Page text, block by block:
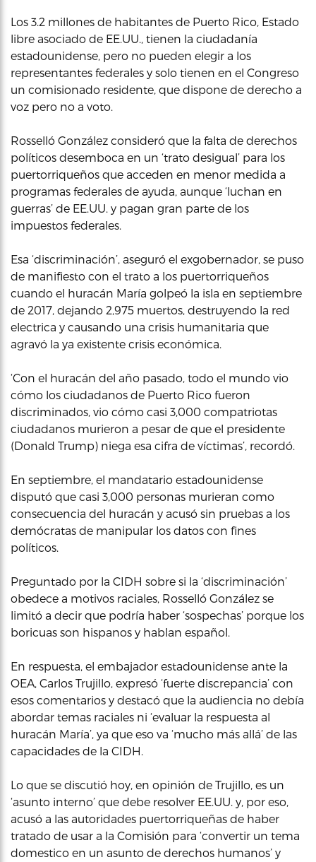
Los 3.2 millones de habitantes de Puerto Rico, Estado
libre asociado de EE.UU., tienen la ciudadanía
estadounidense, pero no pueden elegir a los
representantes federales y solo tienen en el Congreso
un comisionado residente, que dispone de derecho a
voz pero no a voto.
Rosselló González consideró que la falta de derechos
políticos desemboca en un ‘trato desigual’ para los
puertorriqueños que acceden en menor medida a
programas federales de ayuda, aunque ‘luchan en
guerras’ de EE.UU. y pagan gran parte de los
impuestos federales.
Esa ‘discriminación’, aseguró el exgobernador, se puso
de manifiesto con el trato a los puertorriqueños
cuando el huracán María golpeó la isla en septiembre
de 2017, dejando 2,975 muertos, destruyendo la red
electrica y causando una crisis humanitaria que
agravó la ya existente crisis económica.
‘Con el huracán del año pasado, todo el mundo vio
cómo los ciudadanos de Puerto Rico fueron
discriminados, vio cómo casi 3,000 compatriotas
ciudadanos murieron a pesar de que el presidente
(Donald Trump) niega esa cifra de víctimas’, recordó.
En septiembre, el mandatario estadounidense
disputó que casi 3,000 personas murieran como
consecuencia del huracán y acusó sin pruebas a los
demócratas de manipular los datos con fines
políticos.
Preguntado por la CIDH sobre si la ‘discriminación’
obedece a motivos raciales, Rosselló González se
limitó a decir que podría haber ‘sospechas’ porque los
boricuas son hispanos y hablan español.
En respuesta, el embajador estadounidense ante la
OEA, Carlos Trujillo, expresó ‘fuerte discrepancia’ con
esos comentarios y destacó que la audiencia no debía
abordar temas raciales ni ‘evaluar la respuesta al
huracán María’, ya que eso va ‘mucho más allá’ de las
capacidades de la CIDH.
Lo que se discutió hoy, en opinión de Trujillo, es un
‘asunto interno’ que debe resolver EE.UU. y, por eso,
acusó a las autoridades puertorriqueñas de haber
tratado de usar a la Comisión para ‘convertir un tema
domestico en un asunto de derechos humanos’ y